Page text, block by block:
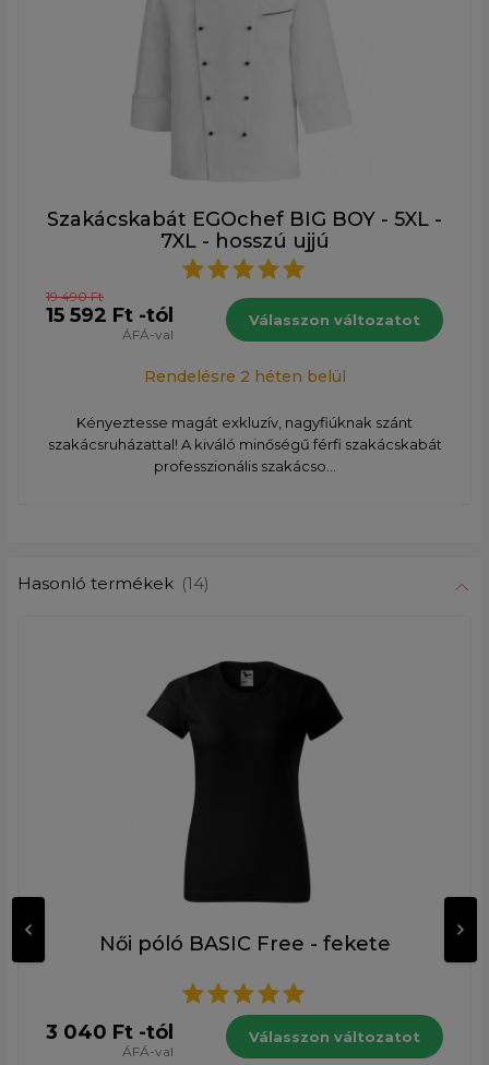
Szakácskabát EGOchef BIG BOY - 5XL -
7XL - hosszú ujjú
19 490 Ft
15 592 Ft -tól
ÁFÁ-val
Válasszon változatot
Rendelésre 2 héten belül
Kényeztesse magát exkluzív, nagyfiúknak szánt
szakácsruházattal! A kiváló minőségű férfi szakácskabát
professzionális szakácso...
Hasonló termékek (14)
Női póló BASIC Free - fekete
3 040 Ft -tól
ÁFÁ-val
Válasszon változatot